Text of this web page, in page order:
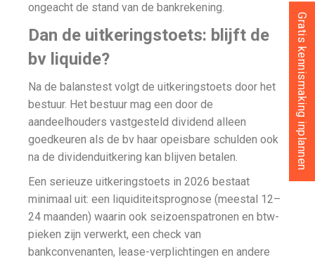
ongeacht de stand van de bankrekening.
Dan de uitkeringstoets: blijft de
bv liquide?
Na de balanstest volgt de uitkeringstoets door het
bestuur. Het bestuur mag een door de
aandeelhouders vastgesteld dividend alleen
goedkeuren als de bv haar opeisbare schulden ook
na de dividenduitkering kan blijven betalen.
Een serieuze uitkeringstoets in 2026 bestaat
minimaal uit: een liquiditeitsprognose (meestal 12–
24 maanden) waarin ook seizoenspatronen en btw-
pieken zijn verwerkt, een check van
bankconvenanten, lease-verplichtingen en andere
Gratis kennismaking inplannen